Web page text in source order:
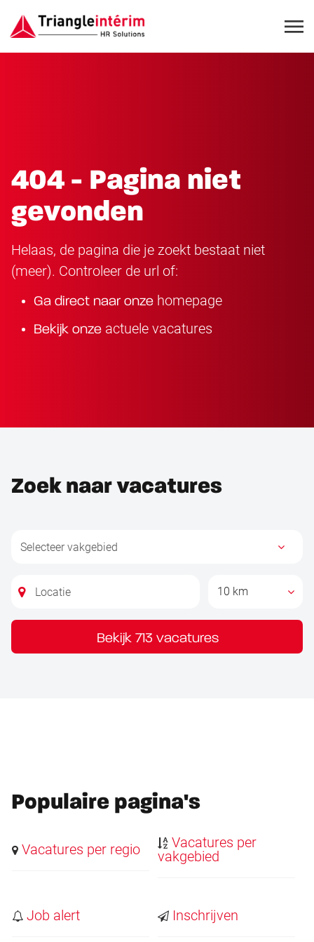
404 - Pagina niet
gevonden
Helaas, de pagina die je zoekt bestaat niet
(meer). Controleer de url of:
Ga direct naar onze homepage
Bekijk onze actuele vacatures
Zoek naar vacatures
10 km
Bekijk 713 vacatures
Populaire pagina's
Vacatures per regio
Vacatures per
vakgebied
Job alert Inschrijven